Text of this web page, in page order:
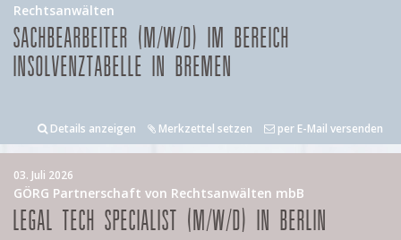
Rechtsanwälten
SACHBEARBEITER (M/W/D) IM BEREICH
INSOLVENZTABELLE IN BREMEN
Details anzeigen Merkzettel setzen per E-Mail versenden
03. Juli 2026
GÖRG Partnerschaft von Rechtsanwälten mbB
LEGAL TECH SPECIALIST (M/W/D) IN BERLIN